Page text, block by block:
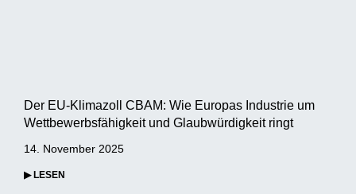
Der EU-Klimazoll CBAM: Wie Europas Industrie um
Wettbewerbsfähigkeit und Glaubwürdigkeit ringt
14. November 2025
▶ LESEN